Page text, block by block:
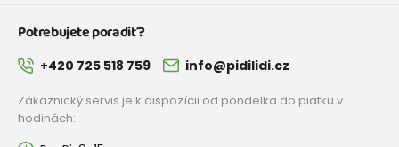
Potrebujete poradiť?
+420 725 518 759 info@pidilidi.cz
Zákaznický servis je k dispozícii od pondelka do piatku v
hodinách: